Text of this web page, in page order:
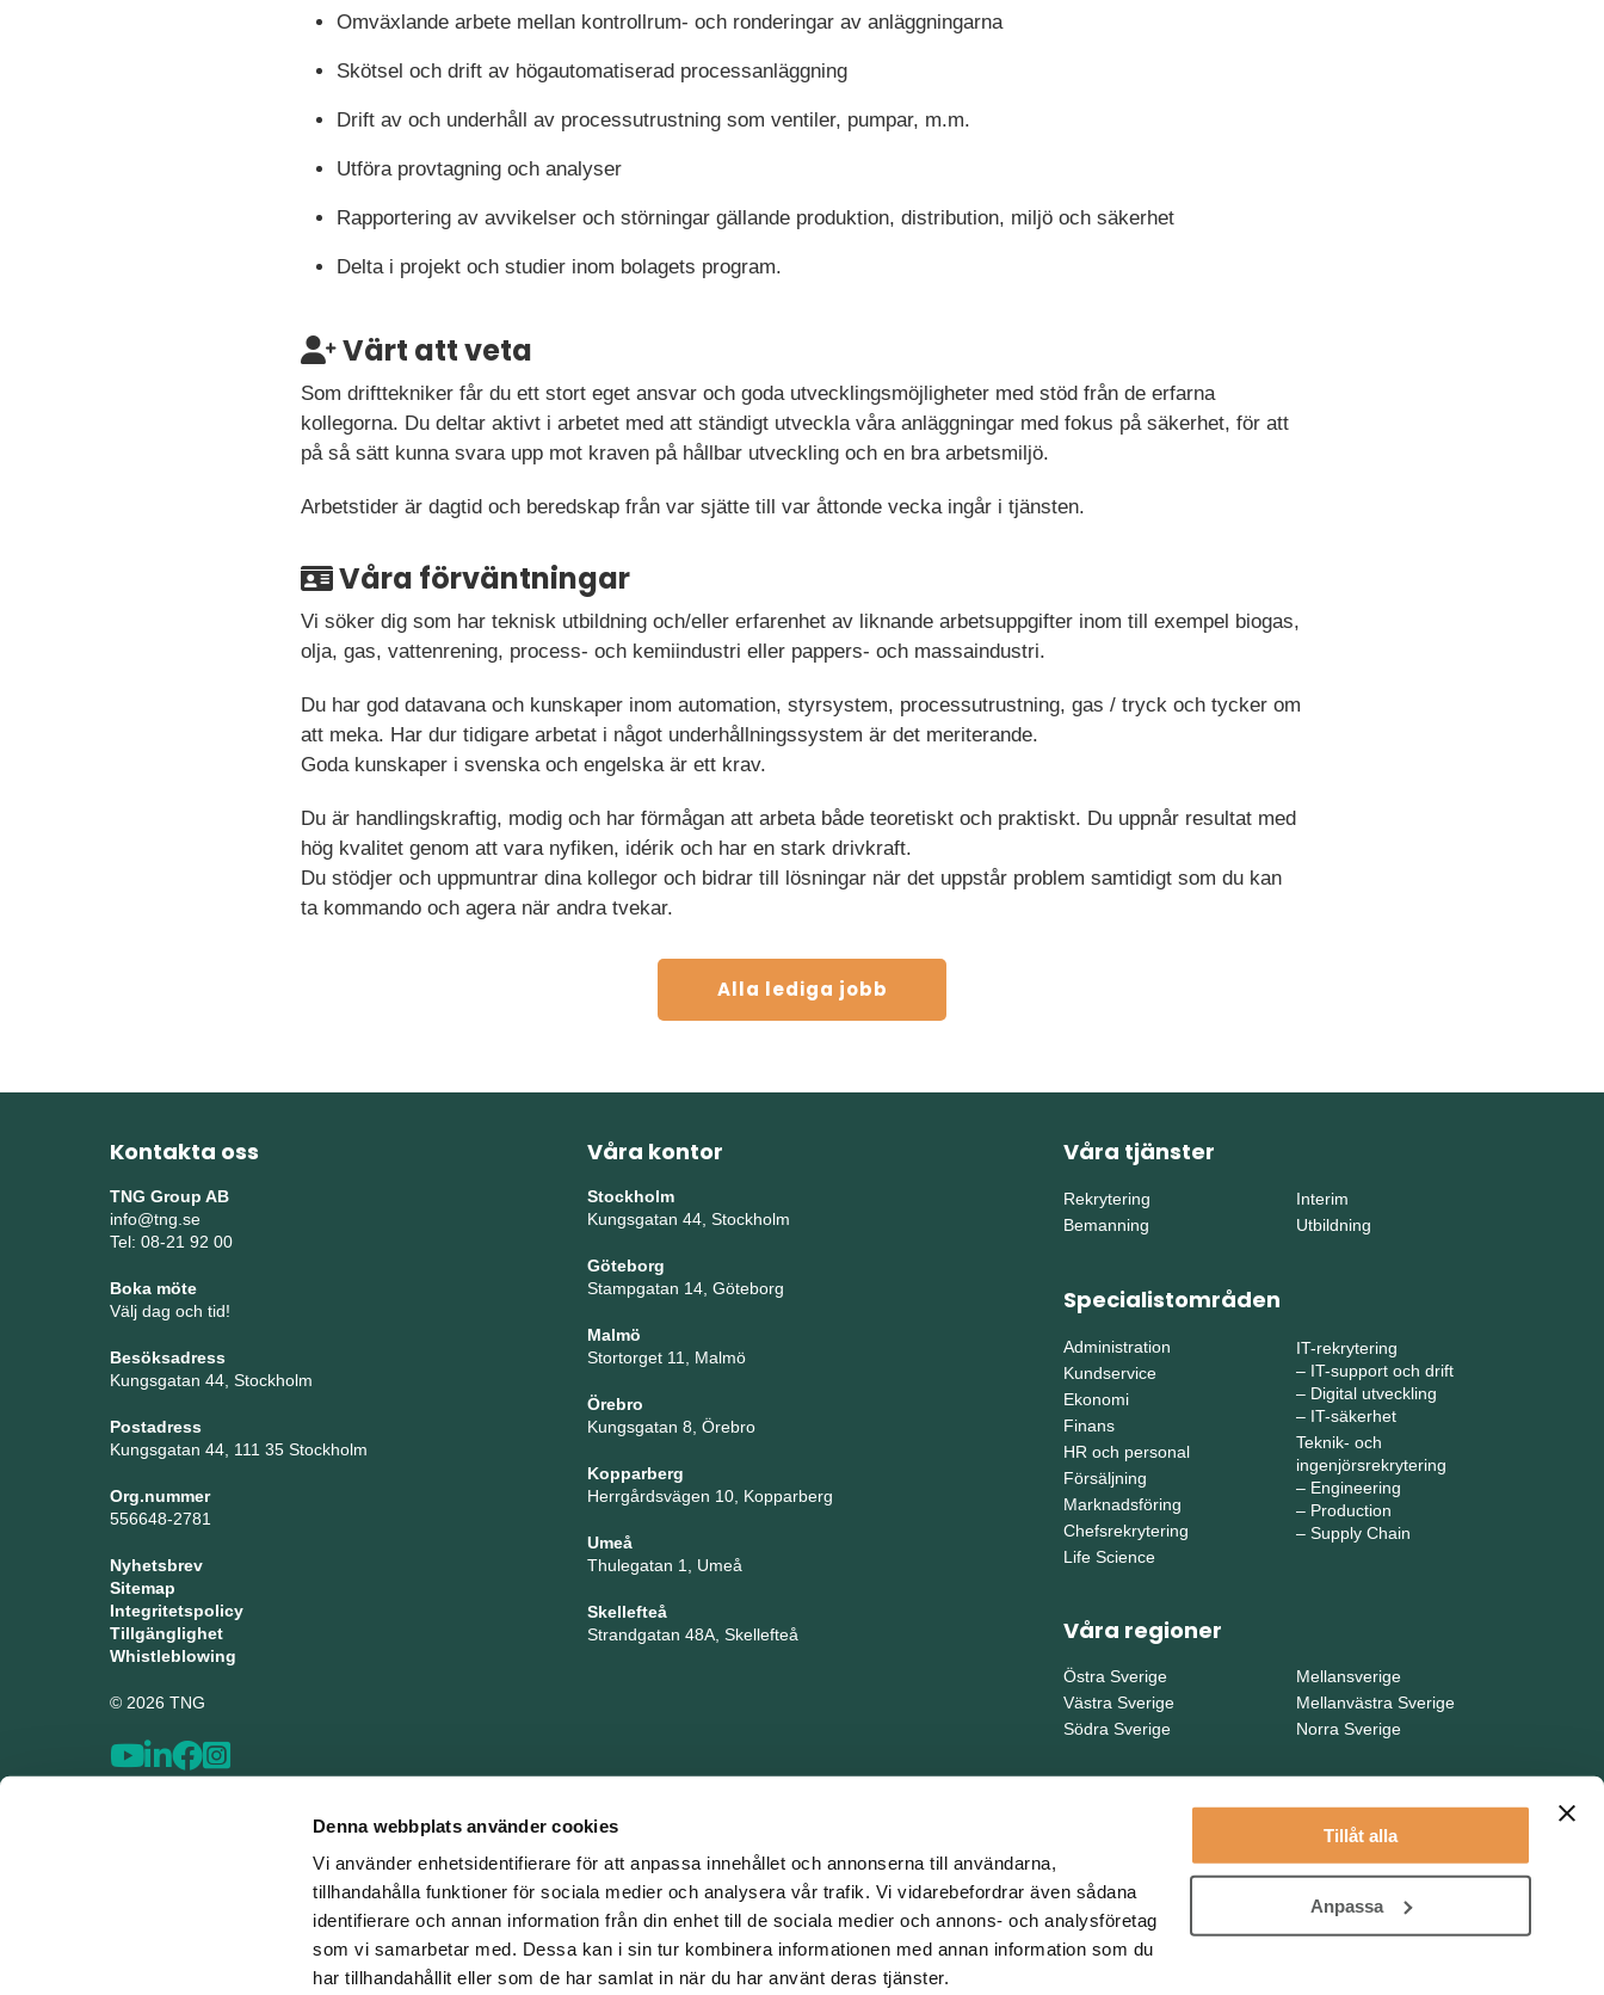
Denna webbplats använder cookies
Vi använder enhetsidentifierare för att anpassa innehållet och annonserna till användarna,
tillhandahålla funktioner för sociala medier och analysera vår trafik. Vi vidarebefordrar även sådana
identifierare och annan information från din enhet till de sociala medier och annons- och analysföretag
som vi samarbetar med. Dessa kan i sin tur kombinera informationen med annan information som du
har tillhandahållit eller som de har samlat in när du har använt deras tjänster.
Tillåt alla
Anpassa
Omväxlande arbete mellan kontrollrum- och ronderingar av anläggningarna
Skötsel och drift av högautomatiserad processanläggning
Drift av och underhåll av processutrustning som ventiler, pumpar, m.m.
Utföra provtagning och analyser
Rapportering av avvikelser och störningar gällande produktion, distribution, miljö och säkerhet
Delta i projekt och studier inom bolagets program.
Värt att veta
Som drifttekniker får du ett stort eget ansvar och goda utvecklingsmöjligheter med stöd från de erfarna
kollegorna. Du deltar aktivt i arbetet med att ständigt utveckla våra anläggningar med fokus på säkerhet, för att
på så sätt kunna svara upp mot kraven på hållbar utveckling och en bra arbetsmiljö.
Arbetstider är dagtid och beredskap från var sjätte till var åttonde vecka ingår i tjänsten.
Våra förväntningar
Vi söker dig som har teknisk utbildning och/eller erfarenhet av liknande arbetsuppgifter inom till exempel biogas,
olja, gas, vattenrening, process- och kemiindustri eller pappers- och massaindustri.
Du har god datavana och kunskaper inom automation, styrsystem, processutrustning, gas / tryck och tycker om
att meka. Har dur tidigare arbetat i något underhållningssystem är det meriterande.
Goda kunskaper i svenska och engelska är ett krav.
Du är handlingskraftig, modig och har förmågan att arbeta både teoretiskt och praktiskt. Du uppnår resultat med
hög kvalitet genom att vara nyfiken, idérik och har en stark drivkraft.
Du stödjer och uppmuntrar dina kollegor och bidrar till lösningar när det uppstår problem samtidigt som du kan
ta kommando och agera när andra tvekar.
Alla lediga jobb
Kontakta oss
TNG Group AB
info@tng.se
Tel: 08-21 92 00
Boka möte
Välj dag och tid!
Besöksadress
Kungsgatan 44, Stockholm
Postadress
Kungsgatan 44, 111 35 Stockholm
Org.nummer
556648-2781
Nyhetsbrev
Sitemap
Integritetspolicy
Tillgänglighet
Whistleblowing
© 2026 TNG
Våra kontor
Stockholm
Kungsgatan 44, Stockholm
Göteborg
Stampgatan 14, Göteborg
Malmö
Stortorget 11, Malmö
Örebro
Kungsgatan 8, Örebro
Kopparberg
Herrgårdsvägen 10, Kopparberg
Umeå
Thulegatan 1, Umeå
Skellefteå
Strandgatan 48A, Skellefteå
Våra tjänster
Rekrytering
Bemanning
Interim
Utbildning
Specialistområden
Administration
Kundservice
Ekonomi
Finans
HR och personal
Försäljning
Marknadsföring
Chefsrekrytering
Life Science
IT-rekrytering
– IT-support och drift
– Digital utveckling
– IT-säkerhet
Teknik- och
ingenjörsrekrytering
– Engineering
– Production
– Supply Chain
Våra regioner
Östra Sverige
Västra Sverige
Södra Sverige
Mellansverige
Mellanvästra Sverige
Norra Sverige
TNG är en del i företagsgruppen Key People Group